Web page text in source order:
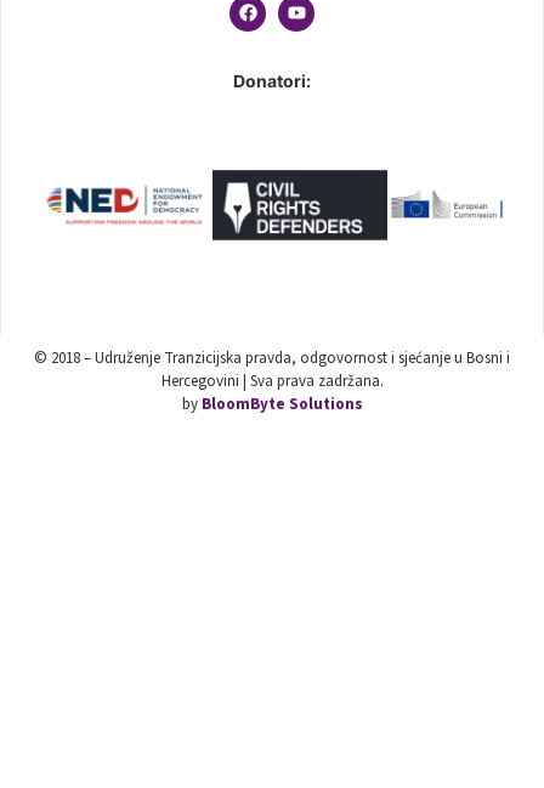
Donatori:
© 2018 – Udruženje Tranzicijska pravda, odgovornost i sjećanje u Bosni i
Hercegovini | Sva prava zadržana.
by BloomByte Solutions